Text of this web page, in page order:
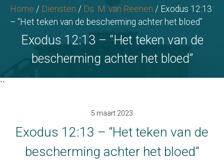
Home / Diensten / Ds. M. van Reenen / Exodus 12:13
– “Het teken van de bescherming achter het bloed”
Exodus 12:13 – “Het teken van de
bescherming achter het bloed”
``
5 maart 2023
Exodus 12:13 – “Het teken van de
bescherming achter het bloed”